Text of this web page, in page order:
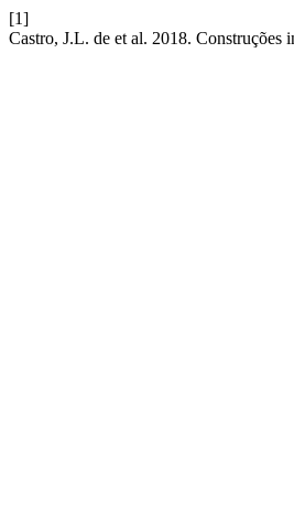
[1]
Castro, J.L. de et al. 2018.